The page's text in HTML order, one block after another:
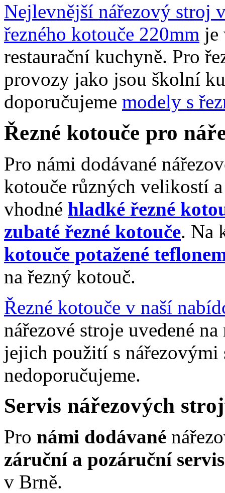
Nejlevnější nářezový stroj
řezného kotouče 220mm je
restaurační kuchyně. Pro
provozy jako jsou školní
doporučujeme modely s
Řezné kotouče pro
Pro námi dodávané
kotouče různých velikostí
vhodné hladké řezné
zubaté řezné kotouče. Na
kotouče potažené
na řezný kotouč.
Řezné kotouče v naší
nářezové stroje uvedené
jejich použití s nářezovými
nedoporučujeme.
Servis nářezových
Pro námi dodávané
záruční a pozáruční servis
v Brně.